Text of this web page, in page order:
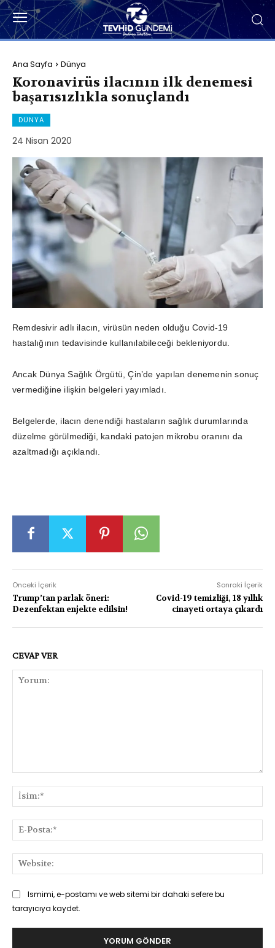
Ana Sayfa Dünya
Koronavirüs ilacının ilk denemesi
başarısızlıkla sonuçlandı
DÜNYA
24 Nisan 2020
Remdesivir adlı ilacın, virüsün neden olduğu Covid-19
hastalığının tedavisinde kullanılabileceği bekleniyordu.
Ancak Dünya Sağlık Örgütü, Çin’de yapılan denemenin sonuç
vermediğine ilişkin belgeleri yayımladı.
Belgelerde, ilacın denendiği hastaların sağlık durumlarında
düzelme görülmediği, kandaki patojen mikrobu oranını da
azaltmadığı açıklandı.
Önceki İçerik
Trump’tan parlak öneri:
Dezenfektan enjekte edilsin!
Sonraki İçerik
Covid-19 temizliği, 18 yıllık
cinayeti ortaya çıkardı
CEVAP VER
Ismimi, e-postamı ve web sitemi bir dahaki sefere bu
tarayıcıya kaydet.